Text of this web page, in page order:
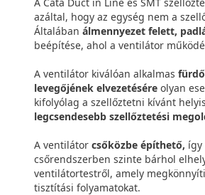
azáltal, hogy az egység nem a
Általában álmennyezet felett,
beépítése, ahol a ventilátor
A ventilátor kiválóan alkalmas
levegőjének elvezetésére olyan
kifolyólag a szellőztetni kívánt
legcsendesebb szellőztetési
A ventilátor csőközbe építhető, így
csőrendszerben szinte bárhol
ventilátortestről, amely
tisztítási folyamatokat.